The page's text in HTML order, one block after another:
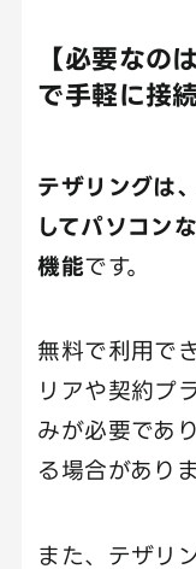
【必要なの
で手軽に接
テザリングは
してパソコン
機能です。
無料で利用で
リアや契約プ
みが必要であ
る場合がありま
また、テザリ